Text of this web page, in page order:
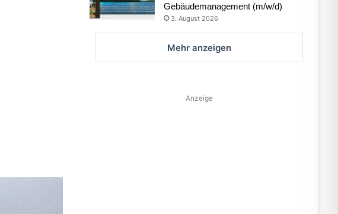
Gebäudemanagement (m/w/d)
3. August 2026
Mehr anzeigen
Anzeige